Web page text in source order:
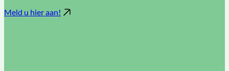
Meld u hier aan!